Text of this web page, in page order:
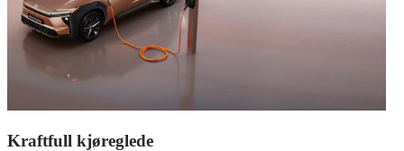
Kraftfull kjøreglede